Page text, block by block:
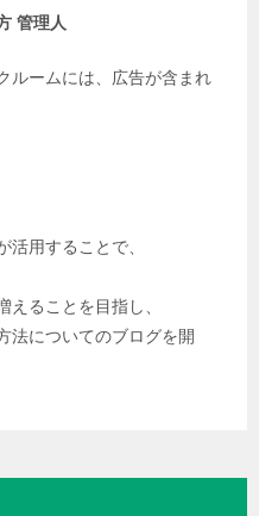
管理人
ルームには、広告が含まれ
活用することで、
えることを目指し、
法についてのブログを開